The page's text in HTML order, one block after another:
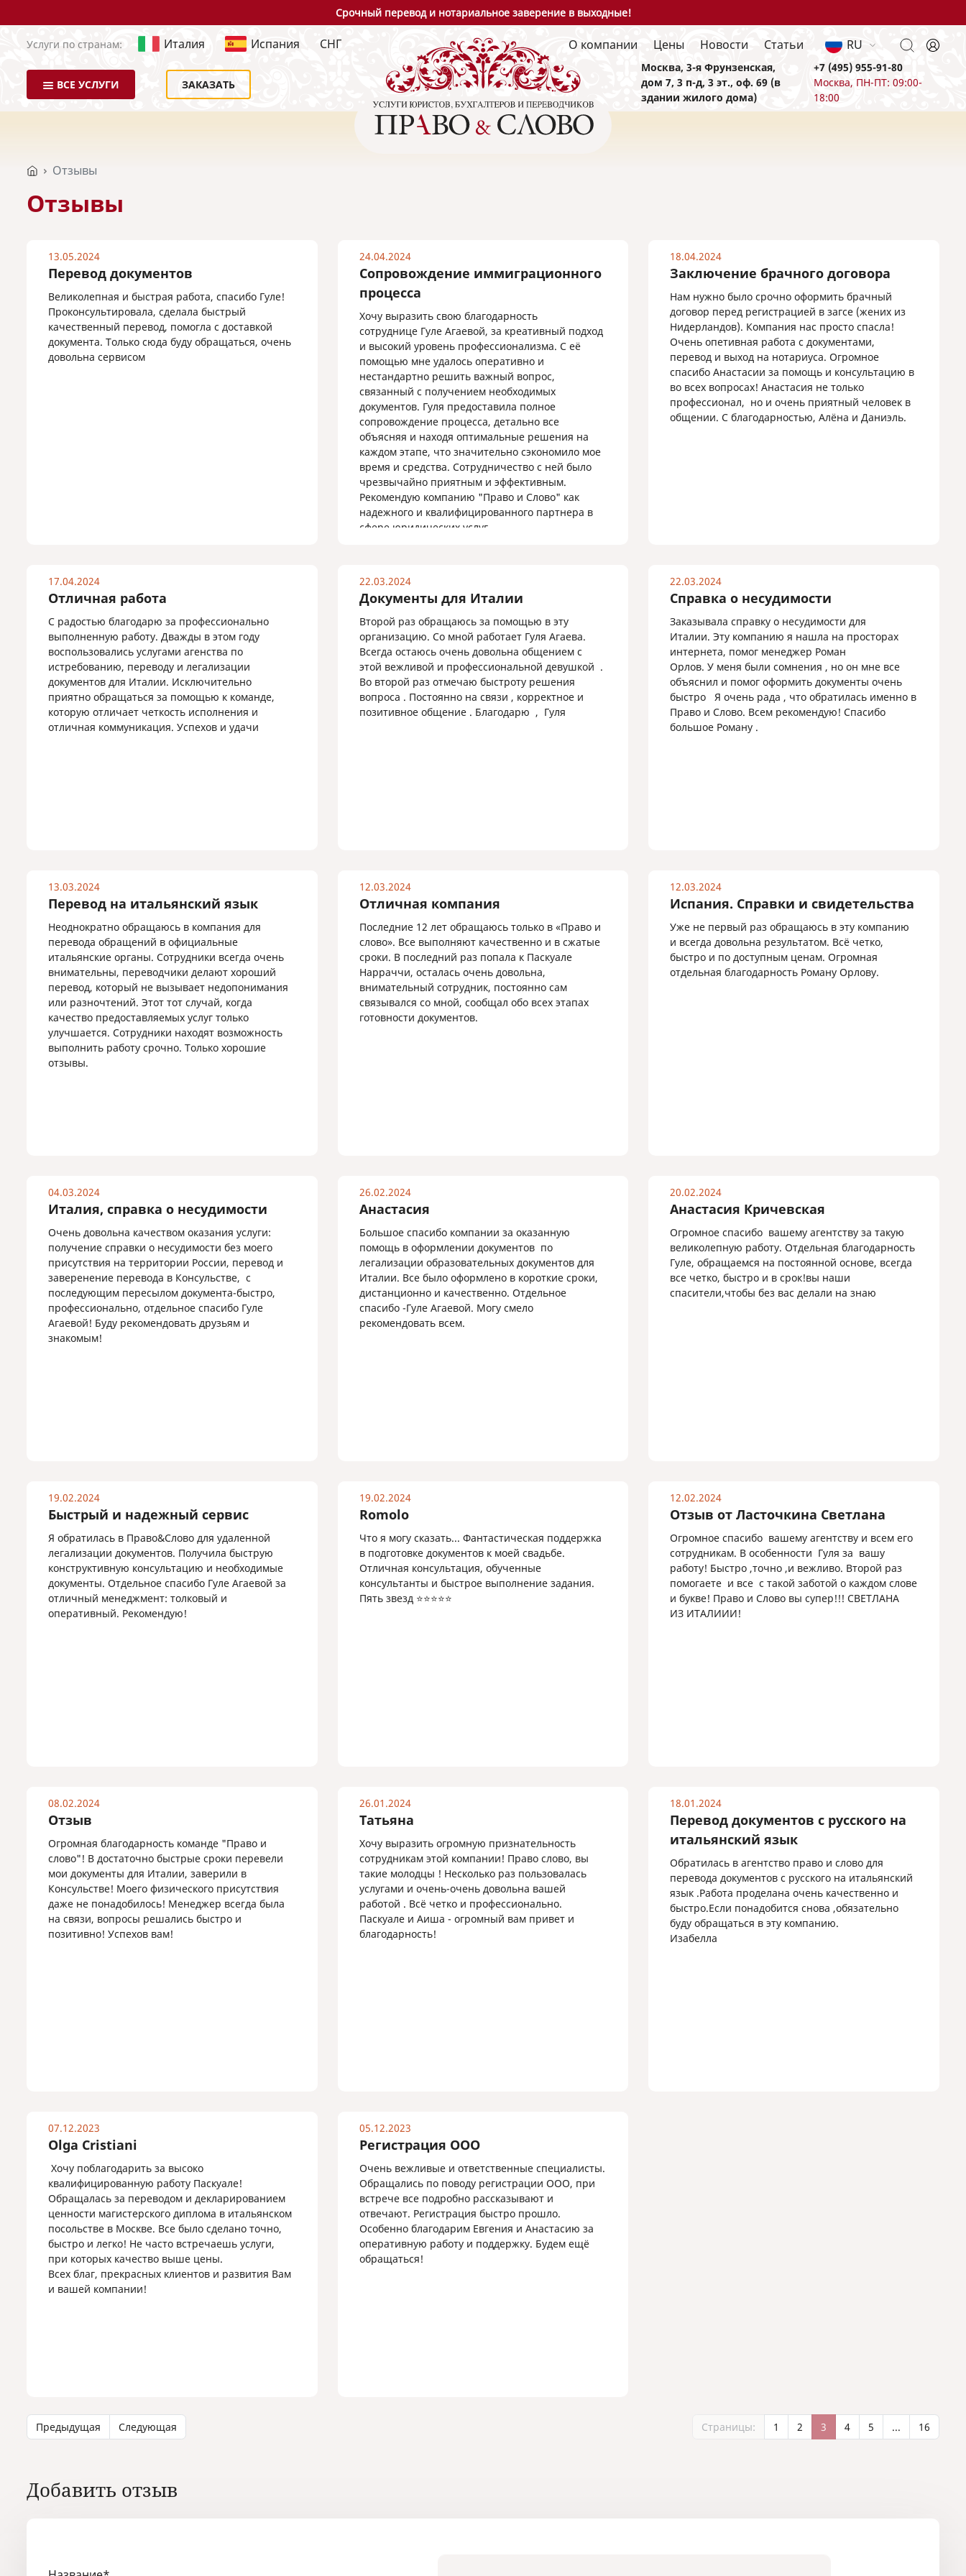
Срочный перевод и нотариальное заверение в выходные!
Услуги по странам: Италия Испания СНГ
ВСЕ УСЛУГИ ЗАКАЗАТЬ
О компании Цены Новости Статьи RU
Москва, 3-я Фрунзенская,
дом 7, 3 п-д, 3 эт., оф. 69 (в
здании жилого дома)
+7 (495) 955-91-80
Москва, ПН-ПТ: 09:00-
18:00
Отзывы
Отзывы
13.05.2024
Перевод документов
Великолепная и быстрая работа, спасибо Гуле!
Проконсультировала, сделала быстрый
качественный перевод, помогла с доставкой
документа. Только сюда буду обращаться, очень
довольна сервисом
24.04.2024
Сопровождение иммиграционного
процесса
Хочу выразить свою благодарность
сотруднице Гуле Агаевой, за креативный подход
и высокий уровень профессионализма. С её
помощью мне удалось оперативно и
нестандартно решить важный вопрос,
связанный с получением необходимых
документов. Гуля предоставила полное
сопровождение процесса, детально все
объясняя и находя оптимальные решения на
каждом этапе, что значительно сэкономило мое
время и средства. Сотрудничество с ней было
чрезвычайно приятным и эффективным.
Рекомендую компанию "Право и Слово" как
надежного и квалифицированного партнера в
сфере юридических услуг.
18.04.2024
Заключение брачного договора
Нам нужно было срочно оформить брачный
договор перед регистрацией в загсе (жених из
Нидерландов). Компания нас просто спасла!
Очень опетивная работа с документами,
перевод и выход на нотариуса. Огромное
спасибо Анастасии за помощь и консультацию в
во всех вопросах! Анастасия не только
профессионал, но и очень приятный человек в
общении. С благодарностью, Алёна и Даниэль.
17.04.2024
Отличная работа
С радостью благодарю за профессионально
выполненную работу. Дважды в этом году
воспользовались услугами агенства по
истребованию, переводу и легализации
документов для Италии. Исключительно
приятно обращаться за помощью к команде,
которую отличает четкость исполнения и
отличная коммуникация. Успехов и удачи
22.03.2024
Документы для Италии
Второй раз обращаюсь за помощью в эту
организацию. Со мной работает Гуля Агаева.
Всегда остаюсь очень довольна общением с
этой вежливой и профессиональной девушкой .
Во второй раз отмечаю быстроту решения
вопроса . Постоянно на связи , корректное и
позитивное общение . Благодарю , Гуля
22.03.2024
Справка о несудимости
Заказывала справку о несудимости для
Италии. Эту компанию я нашла на просторах
интернета, помог менеджер Роман
Орлов. У меня были сомнения , но он мне все
объяснил и помог оформить документы очень
быстро Я очень рада , что обратилась именно в
Право и Слово. Всем рекомендую! Спасибо
большое Роману .
13.03.2024
Перевод на итальянский язык
Неоднократно обращаюсь в компания для
перевода обращений в официальные
итальянские органы. Сотрудники всегда очень
внимательны, переводчики делают хороший
перевод, который не вызывает недопонимания
или разночтений. Этот тот случай, когда
качество предоставляемых услуг только
улучшается. Сотрудники находят возможность
выполнить работу срочно. Только хорошие
отзывы.
12.03.2024
Отличная компания
Последние 12 лет обращаюсь только в «Право и
слово». Все выполняют качественно и в сжатые
сроки. В последний раз попала к Паскуале
Нарраччи, осталась очень довольна,
внимательный сотрудник, постоянно сам
связывался со мной, сообщал обо всех этапах
готовности документов.
12.03.2024
Испания. Справки и свидетельства
Уже не первый раз обращаюсь в эту компанию
и всегда довольна результатом. Всё четко,
быстро и по доступным ценам. Огромная
отдельная благодарность Роману Орлову.
04.03.2024
Италия, справка о несудимости
Очень довольна качеством оказания услуги:
получение справки о несудимости без моего
присутствия на территории России, перевод и
заверенение перевода в Консульстве, с
последующим пересылом документа-быстро,
профессионально, отдельное спасибо Гуле
Агаевой! Буду рекомендовать друзьям и
знакомым!
26.02.2024
Анастасия
Большое спасибо компании за оказанную
помощь в оформлении документов по
легализации образовательных документов для
Италии. Все было оформлено в короткие сроки,
дистанционно и качественно. Отдельное
спасибо -Гуле Агаевой. Могу смело
рекомендовать всем.
20.02.2024
Анастасия Кричевская
Огромное спасибо вашему агентству за такую
великолепную работу. Отдельная благодарность
Гуле, обращаемся на постоянной основе, всегда
все четко, быстро и в срок!вы наши
спасители,чтобы без вас делали на знаю
19.02.2024
Быстрый и надежный сервис
Я обратилась в Право&Слово для удаленной
легализации документов. Получила быструю
конструктивную консультацию и необходимые
документы. Отдельное спасибо Гуле Агаевой за
отличный менеджмент: толковый и
оперативный. Рекомендую!
19.02.2024
Romolo
Что я могу сказать... Фантастическая поддержка
в подготовке документов к моей свадьбе.
Отличная консультация, обученные
консультанты и быстрое выполнение задания.
Пять звезд ⭐️⭐️⭐️⭐️⭐️
12.02.2024
Отзыв от Ласточкина Светлана
Огромное спасибо вашему агентству и всем его
сотрудникам. В особенности Гуля за вашу
работу! Быстро ,точно ,и вежливо. Второй раз
помогаете и все с такой заботой о каждом слове
и букве! Право и Слово вы супер!!! СВЕТЛАНА
ИЗ ИТАЛИИИ!
08.02.2024
Отзыв
Огромная благодарность команде "Право и
слово"! В достаточно быстрые сроки перевели
мои документы для Италии, заверили в
Консульстве! Моего физического присутствия
даже не понадобилось! Менеджер всегда была
на связи, вопросы решались быстро и
позитивно! Успехов вам!
26.01.2024
Татьяна
Хочу выразить огромную признательность
сотрудникам этой компании! Право слово, вы
такие молодцы ! Несколько раз пользовалась
услугами и очень-очень довольна вашей
работой . Всё четко и профессионально.
Паскуале и Аиша - огромный вам привет и
благодарность!
18.01.2024
Перевод документов с русского на
итальянский язык
Обратилась в агентство право и слово для
перевода документов с русского на итальянский
язык .Работа проделана очень качественно и
быстро.Если понадобится снова ,обязательно
буду обращаться в эту компанию.
Изабелла
07.12.2023
Olga Cristiani
Хочу поблагодарить за высоко
квалифицированную работу Паскуале!
Обращалась за переводом и декларированием
ценности магистерского диплома в итальянском
посольстве в Москве. Все было сделано точно,
быстро и легко! Не часто встречаешь услуги,
при которых качество выше цены.
Всех благ, прекрасных клиентов и развития Вам
и вашей компании!
05.12.2023
Регистрация ООО
Очень вежливые и ответственные специалисты.
Обращались по поводу регистрации ООО, при
встрече все подробно рассказывают и
отвечают. Регистрация быстро прошло.
Особенно благодарим Евгения и Анастасию за
оперативную работу и поддержку. Будем ещё
обращаться!
Страницы: 1 2 3 4 5 ... 16
Предыдущая Следующая
Добавить отзыв